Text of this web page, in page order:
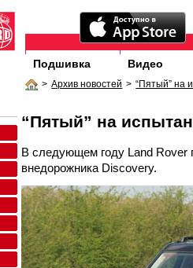
Подшивка Видео
> Архив новостей > “Пятый” на
“Пятый” на
В следующем году Land Rover
внедорожника Discovery.